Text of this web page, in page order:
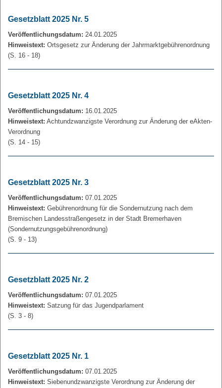
Gesetzblatt 2025 Nr. 5
Veröffentlichungsdatum: 24.01.2025
Hinweistext: Ortsgesetz zur Änderung der Jahrmarktgebührenordnung
(S. 16 - 18)
Gesetzblatt 2025 Nr. 4
Veröffentlichungsdatum: 16.01.2025
Hinweistext: Achtundzwanzigste Verordnung zur Änderung der eAkten-
Verordnung
(S. 14 - 15)
Gesetzblatt 2025 Nr. 3
Veröffentlichungsdatum: 07.01.2025
Hinweistext: Gebührenordnung für die Sondernutzung nach dem
Bremischen Landesstraßengesetz in der Stadt Bremerhaven
(Sondernutzungsgebührenordnung)
(S. 9 - 13)
Gesetzblatt 2025 Nr. 2
Veröffentlichungsdatum: 07.01.2025
Hinweistext: Satzung für das Jugendparlament
(S. 3 - 8)
Gesetzblatt 2025 Nr. 1
Veröffentlichungsdatum: 07.01.2025
Hinweistext: Siebenundzwanzigste Verordnung zur Änderung der